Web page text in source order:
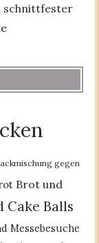
schnittfester
gegen
Brot und
Cake Balls
Messebesuche